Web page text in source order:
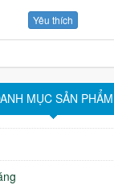
Yêu thích
MỤC SẢN PHẨM